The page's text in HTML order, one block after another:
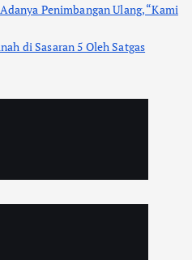
Penimbangan Ulang, “Kami
di Sasaran 5 Oleh Satgas